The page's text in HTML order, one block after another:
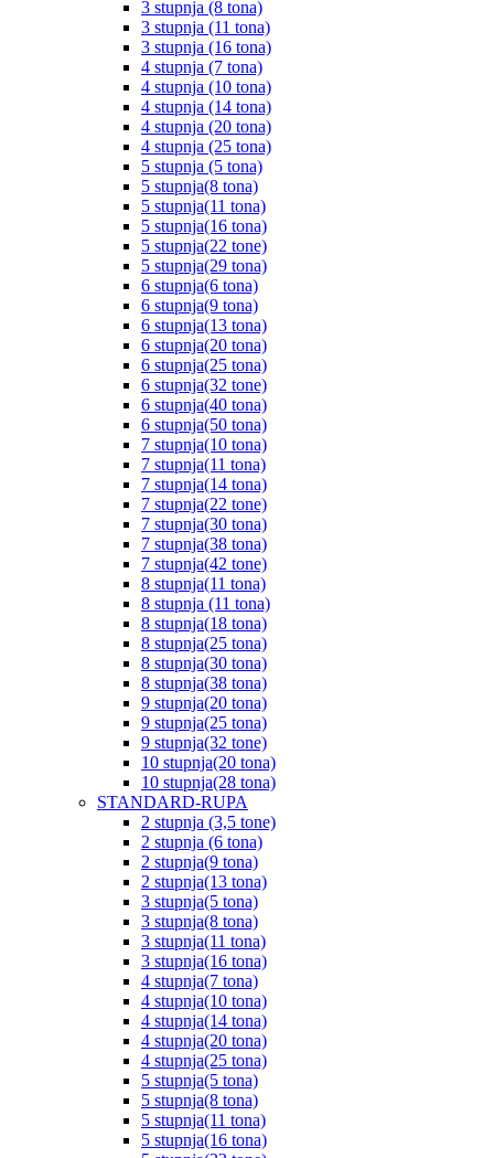
3 stupnja (8 tona)
3 stupnja (11 tona)
3 stupnja (16 tona)
4 stupnja (7 tona)
4 stupnja (10 tona)
4 stupnja (14 tona)
4 stupnja (20 tona)
4 stupnja (25 tona)
5 stupnja (5 tona)
5 stupnja(8 tona)
5 stupnja(11 tona)
5 stupnja(16 tona)
5 stupnja(22 tone)
5 stupnja(29 tona)
6 stupnja(6 tona)
6 stupnja(9 tona)
6 stupnja(13 tona)
6 stupnja(20 tona)
6 stupnja(25 tona)
6 stupnja(32 tone)
6 stupnja(40 tona)
6 stupnja(50 tona)
7 stupnja(10 tona)
7 stupnja(11 tona)
7 stupnja(14 tona)
7 stupnja(22 tone)
7 stupnja(30 tona)
7 stupnja(38 tona)
7 stupnja(42 tone)
8 stupnja(11 tona)
8 stupnja (11 tona)
8 stupnja(18 tona)
8 stupnja(25 tona)
8 stupnja(30 tona)
8 stupnja(38 tona)
9 stupnja(20 tona)
9 stupnja(25 tona)
9 stupnja(32 tone)
10 stupnja(20 tona)
10 stupnja(28 tona)
STANDARD-RUPA
2 stupnja (3,5 tone)
2 stupnja (6 tona)
2 stupnja(9 tona)
2 stupnja(13 tona)
3 stupnja(5 tona)
3 stupnja(8 tona)
3 stupnja(11 tona)
3 stupnja(16 tona)
4 stupnja(7 tona)
4 stupnja(10 tona)
4 stupnja(14 tona)
4 stupnja(20 tona)
4 stupnja(25 tona)
5 stupnja(5 tona)
5 stupnja(8 tona)
5 stupnja(11 tona)
5 stupnja(16 tona)